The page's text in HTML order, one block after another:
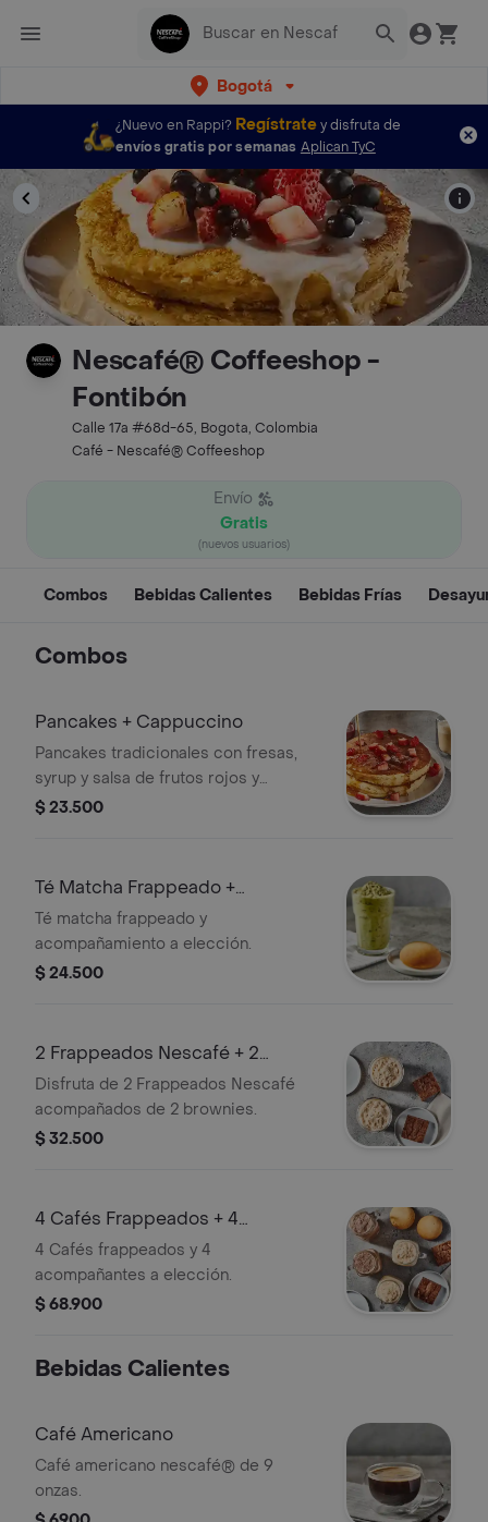
Bogotá
¿Nuevo en Rappi? Regístratey disfruta de
envíos gratis por semanas Aplican TyC
Nescafé® Coffeeshop -
Fontibón
Calle 17a #68d-65, Bogota, Colombia
Café - Nescafé® Coffeeshop
Envío
Gratis
(nuevos usuarios)
Combos Bebidas Calientes Bebidas Frías
Combos
Pancakes + Cappuccino
Pancakes tradicionales con fresas,
syrup y salsa de frutos rojos y
cappuccino a elección de 9 onzas.
$ 23.500
Té Matcha Frappeado +
Acompañamiento
Té matcha frappeado y
acompañamiento a elección.
$ 24.500
2 Frappeados Nescafé + 2
Acompañamientos
Disfruta de 2 Frappeados Nescafé
acompañados de 2 brownies.
$ 32.500
4 Cafés Frappeados + 4
Acompañantes
4 Cafés frappeados y 4
acompañantes a elección.
$ 68.900
Bebidas Calientes
Café Americano
Café americano nescafé® de 9
onzas.